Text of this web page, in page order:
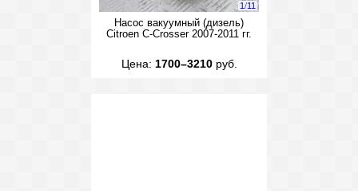
1/11
Насос вакуумный (дизель)
Citroen C-Crosser 2007-2011 гг.
Цена: 1700–3210руб.